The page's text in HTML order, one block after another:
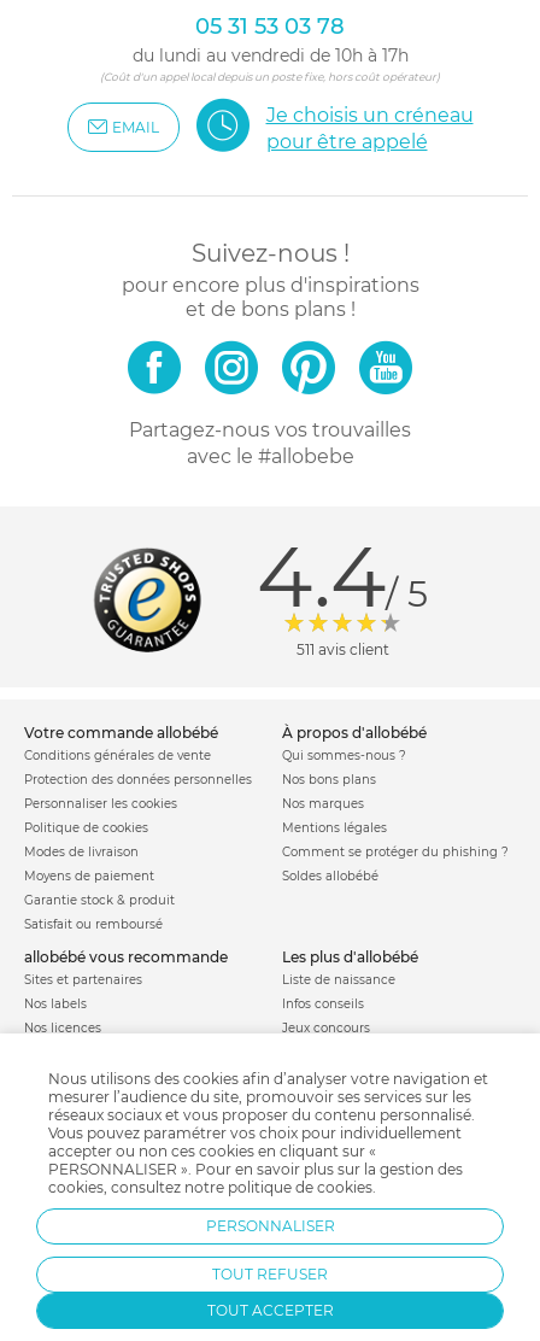
05 31 53 03 78
du lundi au vendredi de 10h à 17h
(Coût d'un appel local depuis un poste fixe, hors coût opérateur)
EMAIL
Je choisis un créneau
pour être appelé
Suivez-nous !
pour encore plus d'inspirations
et de bons plans !
Partagez-nous vos trouvailles
avec le #allobebe
4.4/ 5
511 avis client
votre commande allobébé
Conditions générales de vente
Protection des données personnelles
Personnaliser les cookies
Politique de cookies
Modes de livraison
Moyens de paiement
Garantie stock & produit
Satisfait ou remboursé
à propos d'allobébé
Qui sommes-nous ?
Nos bons plans
Nos marques
Mentions légales
Comment se protéger du phishing ?
Soldes allobébé
allobébé vous recommande
Sites et partenaires
Nos labels
Nos licences
les plus d'allobébé
Liste de naissance
Infos conseils
Jeux concours
Parrainage
Paiement sécurisé
Charte qualité
Protection par reCAPTCHA
Nous utilisons des cookies afin d’analyser votre navigation et
mesurer l’audience du site, promouvoir ses services sur les
réseaux sociaux et vous proposer du contenu personnalisé.
Vous pouvez paramétrer vos choix pour individuellement
accepter ou non ces cookies en cliquant sur «
PERSONNALISER ». Pour en savoir plus sur la gestion des
cookies, consultez notre politique de cookies.
PERSONNALISER
TOUT REFUSER
TOUT ACCEPTER